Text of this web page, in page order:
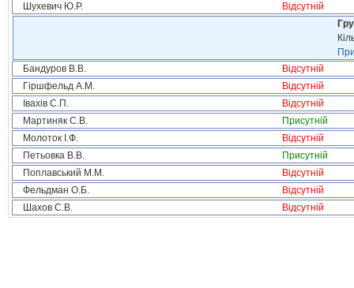
Шухевич Ю.Р.
Відсутній
Бандуров В.В.
Відсутній
Гіршфельд А.М.
Відсутній
Івахів С.П.
Відсутній
Мартиняк С.В.
Присутній
Молоток І.Ф.
Відсутній
Петьовка В.В.
Присутній
Поплавський М.М.
Відсутній
Фельдман О.Б.
Відсутній
Шахов С.В.
Відсутній